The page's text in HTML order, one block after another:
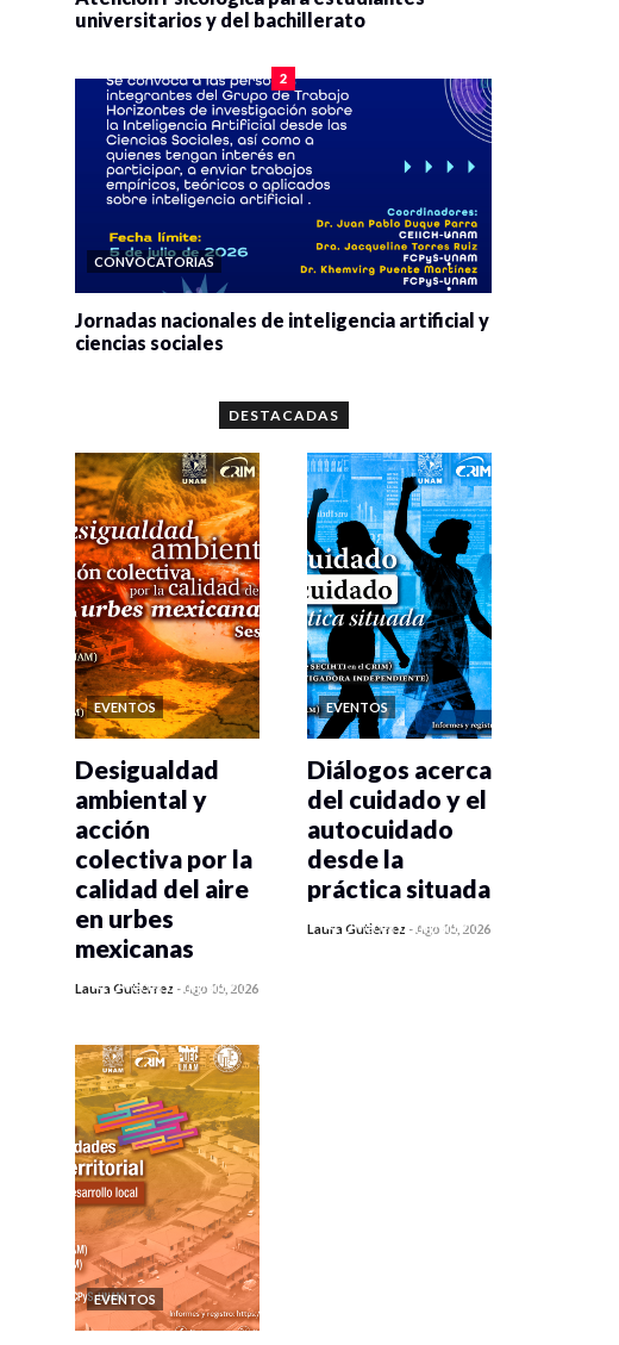
universitarios y del bachillerato
2
CONVOCATORIAS
Jornadas nacionales de inteligencia artificial y
ciencias sociales
DESTACADAS
EVENTOS
0 veces compartido
Desigualdad
ambiental y
acción
colectiva por la
calidad del aire
en urbes
mexicanas
Laura Gutiérrez -Ago 05, 2026
EVENTOS
0 veces compartido
Diálogos acerca
del cuidado y el
autocuidado
desde la
práctica situada
Laura Gutiérrez -Ago 05, 2026
EVENTOS